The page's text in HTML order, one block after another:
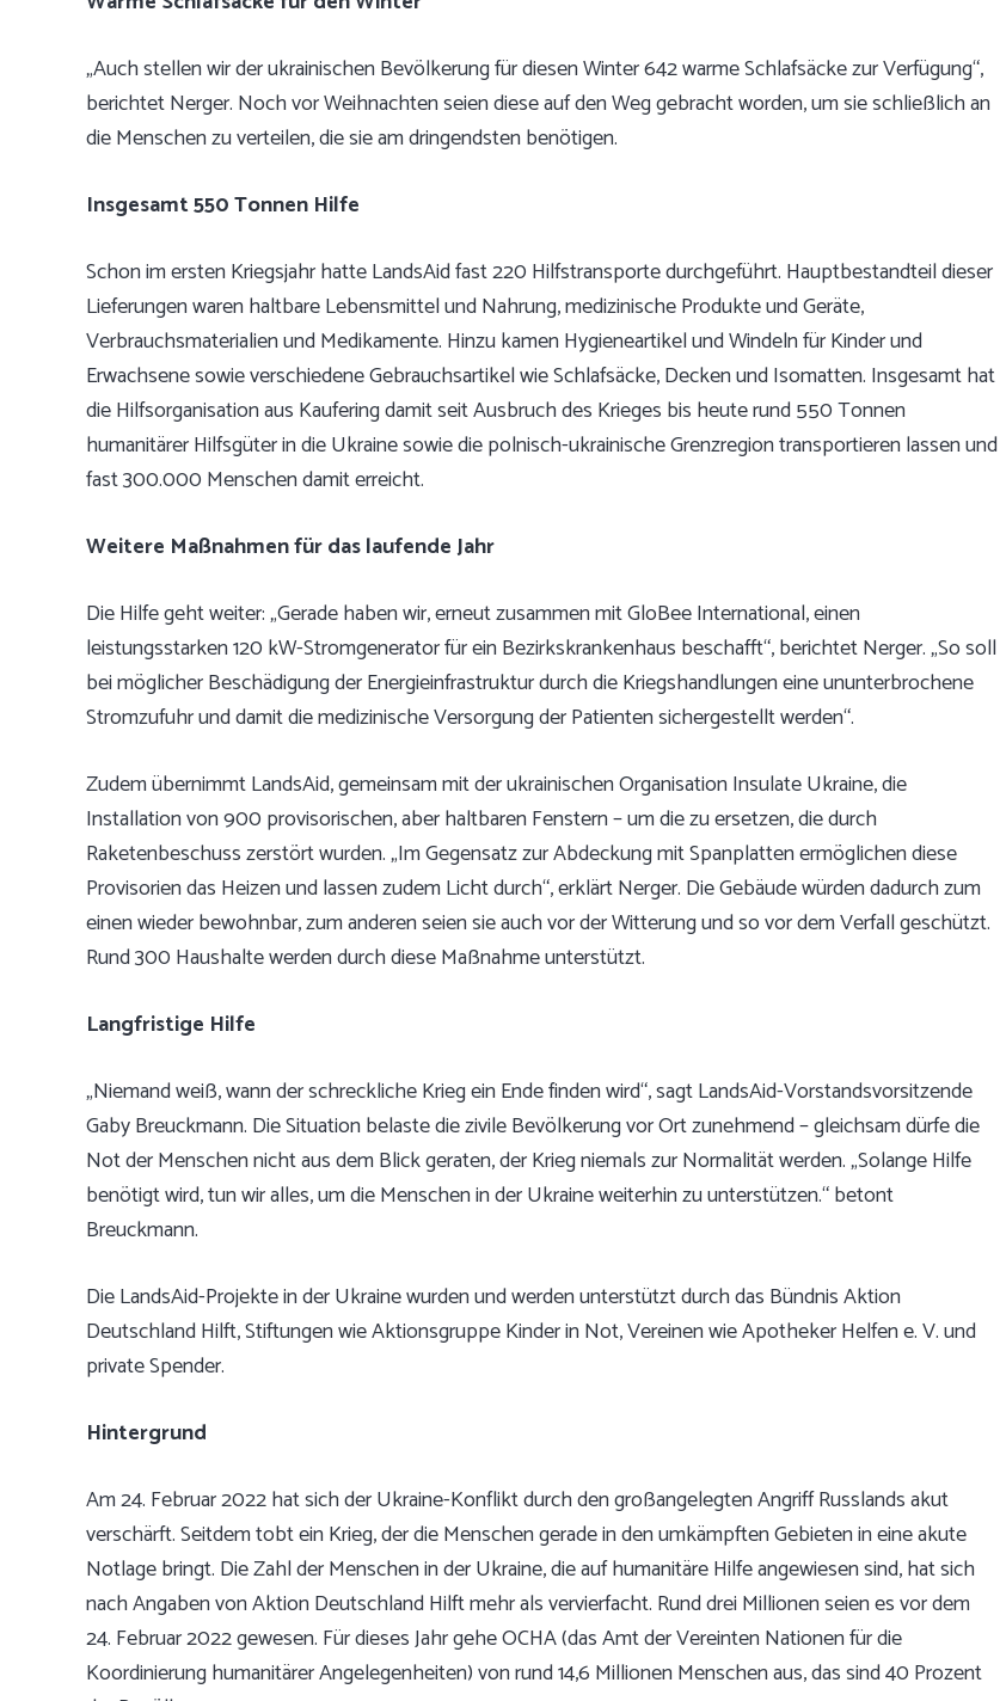
„Auch stellen wir der ukrainischen Bevölkerung für diesen Winter 642 warme Schlafsäcke zur Verfügung“,
berichtet Nerger. Noch vor Weihnachten seien diese auf den Weg gebracht worden, um sie schließlich an
die Menschen zu verteilen, die sie am dringendsten benötigen.
Insgesamt 550 Tonnen Hilfe
Schon im ersten Kriegsjahr hatte LandsAid fast 220 Hilfstransporte durchgeführt. Hauptbestandteil dieser
Lieferungen waren haltbare Lebensmittel und Nahrung, medizinische Produkte und Geräte,
Verbrauchsmaterialien und Medikamente. Hinzu kamen Hygieneartikel und Windeln für Kinder und
Erwachsene sowie verschiedene Gebrauchsartikel wie Schlafsäcke, Decken und Isomatten. Insgesamt hat
die Hilfsorganisation aus Kaufering damit seit Ausbruch des Krieges bis heute rund 550 Tonnen
humanitärer Hilfsgüter in die Ukraine sowie die polnisch-ukrainische Grenzregion transportieren lassen und
fast 300.000 Menschen damit erreicht.
Weitere Maßnahmen für das laufende Jahr
Die Hilfe geht weiter: „Gerade haben wir, erneut zusammen mit GloBee International, einen
leistungsstarken 120 kW-Stromgenerator für ein Bezirkskrankenhaus beschafft“, berichtet Nerger. „So soll
bei möglicher Beschädigung der Energieinfrastruktur durch die Kriegshandlungen eine ununterbrochene
Stromzufuhr und damit die medizinische Versorgung der Patienten sichergestellt werden“.
Zudem übernimmt LandsAid, gemeinsam mit der ukrainischen Organisation Insulate Ukraine, die
Installation von 900 provisorischen, aber haltbaren Fenstern – um die zu ersetzen, die durch
Raketenbeschuss zerstört wurden. „Im Gegensatz zur Abdeckung mit Spanplatten ermöglichen diese
Provisorien das Heizen und lassen zudem Licht durch“, erklärt Nerger. Die Gebäude würden dadurch zum
einen wieder bewohnbar, zum anderen seien sie auch vor der Witterung und so vor dem Verfall geschützt.
Rund 300 Haushalte werden durch diese Maßnahme unterstützt.
Langfristige Hilfe
„Niemand weiß, wann der schreckliche Krieg ein Ende finden wird“, sagt LandsAid-Vorstandsvorsitzende
Gaby Breuckmann. Die Situation belaste die zivile Bevölkerung vor Ort zunehmend – gleichsam dürfe die
Not der Menschen nicht aus dem Blick geraten, der Krieg niemals zur Normalität werden. „Solange Hilfe
benötigt wird, tun wir alles, um die Menschen in der Ukraine weiterhin zu unterstützen.“ betont
Breuckmann.
Die LandsAid-Projekte in der Ukraine wurden und werden unterstützt durch das Bündnis Aktion
Deutschland Hilft, Stiftungen wie Aktionsgruppe Kinder in Not, Vereinen wie Apotheker Helfen e. V. und
private Spender.
Hintergrund
Am 24. Februar 2022 hat sich der Ukraine-Konflikt durch den großangelegten Angriff Russlands akut
verschärft. Seitdem tobt ein Krieg, der die Menschen gerade in den umkämpften Gebieten in eine akute
Notlage bringt. Die Zahl der Menschen in der Ukraine, die auf humanitäre Hilfe angewiesen sind, hat sich
nach Angaben von Aktion Deutschland Hilft mehr als vervierfacht. Rund drei Millionen seien es vor dem
24. Februar 2022 gewesen. Für dieses Jahr gehe OCHA (das Amt der Vereinten Nationen für die
Koordinierung humanitärer Angelegenheiten) von rund 14,6 Millionen Menschen aus, das sind 40 Prozent